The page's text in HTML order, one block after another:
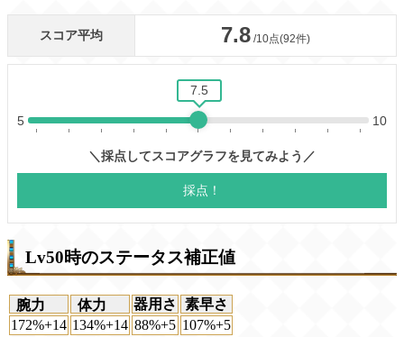
Lv50時のステータス補正値
腕力 体力 器用さ
素早さ
172%+14 134%+14 88%+5 107%+5